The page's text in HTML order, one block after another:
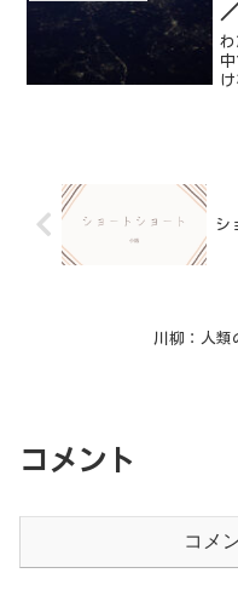
わ
シ
川柳：人類
コメント
コメ